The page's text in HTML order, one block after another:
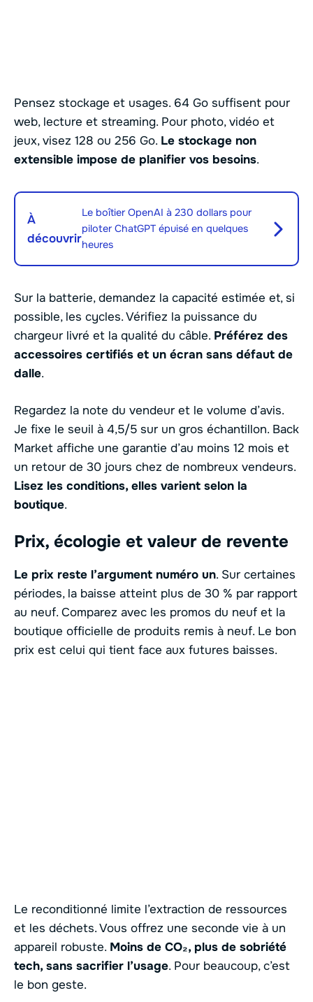
Pensez stockage et usages. 64 Go suffisent pour
web, lecture et streaming. Pour photo, vidéo et
jeux, visez 128 ou 256 Go. Le stockage non
extensible impose de planifier vos besoins.
À
découvrir
Le boîtier OpenAI à 230 dollars pour
piloter ChatGPT épuisé en quelques
heures
Sur la batterie, demandez la capacité estimée et, si
possible, les cycles. Vérifiez la puissance du
chargeur livré et la qualité du câble. Préférez des
accessoires certifiés et un écran sans défaut de
dalle.
Regardez la note du vendeur et le volume d’avis.
Je fixe le seuil à 4,5/5 sur un gros échantillon. Back
Market affiche une garantie d’au moins 12 mois et
un retour de 30 jours chez de nombreux vendeurs.
Lisez les conditions, elles varient selon la
boutique.
Prix, écologie et valeur de revente
Le prix reste l’argument numéro un. Sur certaines
périodes, la baisse atteint plus de 30 % par rapport
au neuf. Comparez avec les promos du neuf et la
boutique officielle de produits remis à neuf. Le bon
prix est celui qui tient face aux futures baisses.
Le reconditionné limite l’extraction de ressources
et les déchets. Vous offrez une seconde vie à un
appareil robuste. Moins de CO₂, plus de sobriété
tech, sans sacrifier l’usage. Pour beaucoup, c’est
le bon geste.